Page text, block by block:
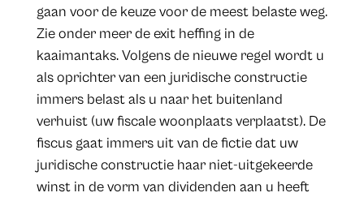
gaan voor de keuze voor de meest belaste weg.
Zie onder meer de exit heffing in de
kaaimantaks. Volgens de nieuwe regel wordt u
als oprichter van een juridische constructie
immers belast als u naar het buitenland
verhuist (uw fiscale woonplaats verplaatst). De
fiscus gaat immers uit van de fictie dat uw
juridische constructie haar niet-uitgekeerde
winst in de vorm van dividenden aan u heeft